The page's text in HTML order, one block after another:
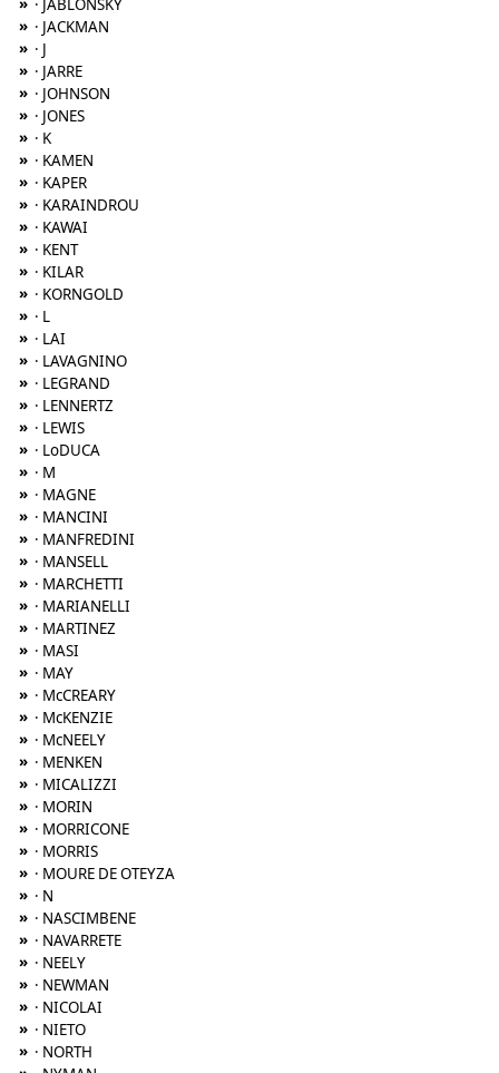
· JABLONSKY
» · JACKMAN
» · J
» · JARRE
» · JOHNSON
» · JONES
» · K
» · KAMEN
» · KAPER
» · KARAINDROU
» · KAWAI
» · KENT
» · KILAR
» · KORNGOLD
» · L
» · LAI
» · LAVAGNINO
» · LEGRAND
» · LENNERTZ
» · LEWIS
» · LoDUCA
» · M
» · MAGNE
» · MANCINI
» · MANFREDINI
» · MANSELL
» · MARCHETTI
» · MARIANELLI
» · MARTINEZ
» · MASI
» · MAY
» · McCREARY
» · McKENZIE
» · McNEELY
» · MENKEN
» · MICALIZZI
» · MORIN
» · MORRICONE
» · MORRIS
» · MOURE DE OTEYZA
» · N
» · NASCIMBENE
» · NAVARRETE
» · NEELY
» · NEWMAN
» · NICOLAI
» · NIETO
» · NORTH